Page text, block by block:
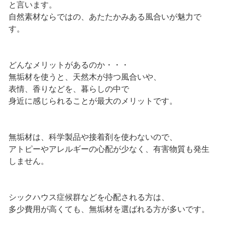
と言います。
自然素材ならではの、あたたかみある風合いが魅力で
す。
どんなメリットがあるのか・・・
無垢材を使うと、天然木が持つ風合いや、
表情、香りなどを、暮らしの中で
身近に感じられることが最大のメリットです。
無垢材は、科学製品や接着剤を使わないので、
アトピーやアレルギーの心配が少なく、有害物質も発生
しません。
シックハウス症候群などを心配される方は、
多少費用が高くても、無垢材を選ばれる方が多いです。